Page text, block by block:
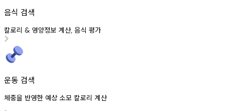
음식 검색
칼로리 & 영양정보 계산, 음식 평가
운동 검색
체중을 반영한 예상 소모 칼로리 계산